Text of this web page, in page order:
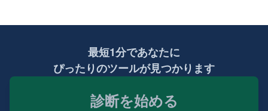
最短1分であなたに
ぴったりのツールが見つかります
診断を始める